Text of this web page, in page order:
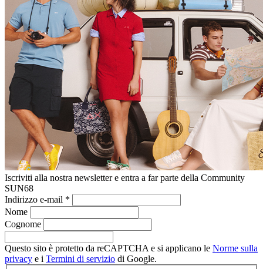
Iscriviti alla nostra newsletter e entra a far parte della Community
SUN68
Indirizzo e-mail *
Nome
Cognome
Questo sito è protetto da reCAPTCHA e si applicano le Norme sulla
privacy e i Termini di servizio di Google.